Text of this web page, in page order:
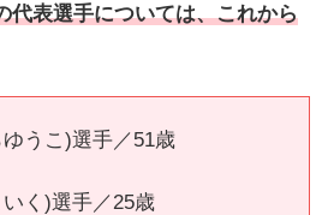
表選手については、これから
うこ)選手／51歳
く)選手／25歳